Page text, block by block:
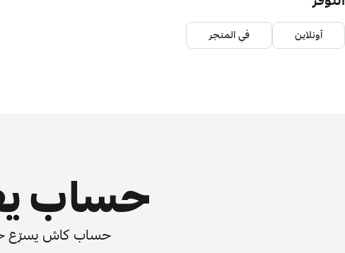
أونلاين في المتجر
حساب
حساب كاش يسرّع